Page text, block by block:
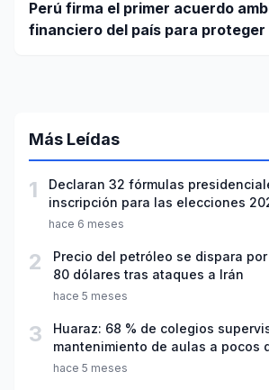
Perú firma el primer acuerdo
financiero del país para
Más Leídas
1
Declaran 32 fórmulas
inscripción para las elecciones
hace 6 meses
2
Precio del petróleo se dispara
80 dólares tras ataques a Irán
hace 5 meses
3
Huaraz: 68 % de colegios
mantenimiento de aulas a pocos
año escolar 2026
hace 5 meses